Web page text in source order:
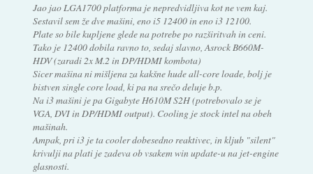
Jao jao LGA1700 platforma je nepredvidljiva kot ne vem kaj.
Sestavil sem že dve mašini, eno i5 12400 in eno i3 12100.
Plate so bile kupljene glede na potrebe po razširitvah in ceni.
Tako je 12400 dobila ravno to, sedaj slavno, Asrock B660M-
HDV (zaradi 2x M.2 in DP/HDMI kombota)
Sicer mašina ni mišljena za kakšne hude all-core loade, bolj je
bistven single core load, ki pa na srečo deluje b.p.
Na i3 mašini je pa Gigabyte H610M S2H (potrebovalo se je
VGA, DVI in DP/HDMI output). Cooling je stock intel na obeh
mašinah.
Ampak, pri i3 je ta cooler dobesedno reaktivec, in kljub "silent"
krivulji na plati je zadeva ob vsakem win update-u na jet-engine
glasnosti.